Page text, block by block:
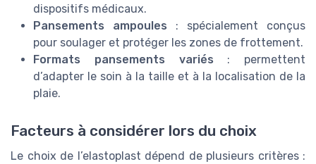
dispositifs médicaux.
Pansements ampoules : spécialement conçus
pour soulager et protéger les zones de frottement.
Formats pansements variés : permettent
d’adapter le soin à la taille et à la localisation de la
plaie.
Facteurs à considérer lors du choix
Le choix de l’elastoplast dépend de plusieurs critères :